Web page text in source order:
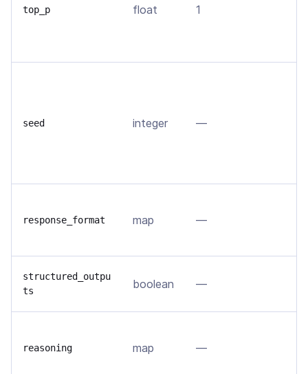
top_p float 1
seed integer —
response_format map —
structured_outpu
ts
boolean —
reasoning map —